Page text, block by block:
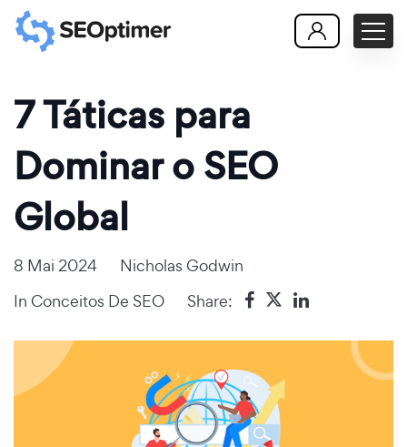
7 Táticas para
Dominar o SEO
Global
8 Mai 2024
Nicholas Godwin
In Conceitos De SEO Share: